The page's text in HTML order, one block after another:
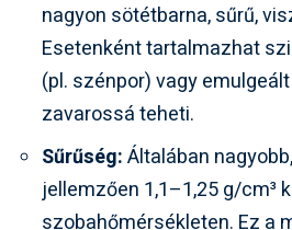
nagyon sötétbarna, sűrű,
Esetenként tartalmazhat
(pl. szénpor) vagy
zavarossá teheti.
Sűrűség:Általában
jellemzően 1,1–1,25 g/cm³
szobahőmérsékleten. Ez a